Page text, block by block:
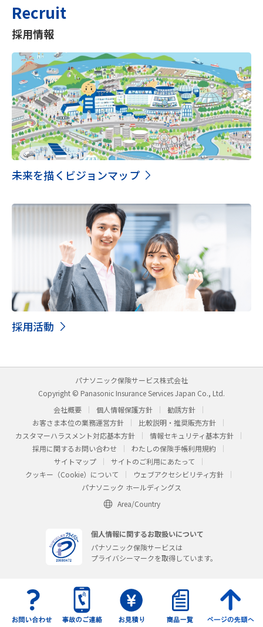
Recruit
採用情報
未来を描くビジョンマップ
採用活動
パナソニック保険サービス株式会社
Copyright © Panasonic Insurance Services Japan Co., Ltd.
会社概要
個人情報保護方針
勧誘方針
お客さま本位の業務運営方針
比較説明・推奨販売方針
カスタマーハラスメント対応基本方針
情報セキュリティ基本方針
採用に関するお問い合わせ
わたしの保険手帳利用規約
サイトマップ
サイトのご利用にあたって
クッキー（Cookie）について
ウェブアクセシビリティ方針
パナソニック ホールディングス
Area/Country
個人情報に関するお取扱いについて
パナソニック保険サービスは
プライバシーマークを取得しています。